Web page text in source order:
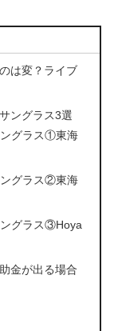
は変？ライブ
ングラス3選
ングラス①東海
ングラス②東海
グラス③Hoya
金が出る場合